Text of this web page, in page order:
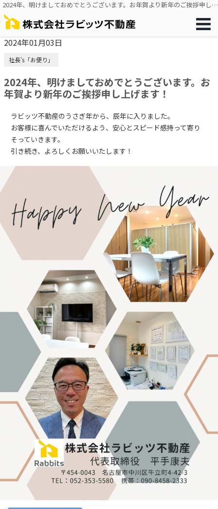
2024年、明けましておめでとうございます。お年賀より新年のご挨拶申し上げます！
2024年01月03日
社長's「お便り」
2024年、明けましておめでとうございます。お
年賀より新年のご挨拶申し上げます！
ラビッツ不動産のうさぎ年から、辰年に入りました。
お客様に喜んでいただけるよう、安心とスピード感持って寄り
そっていきます。
引き続き、 よろしくお願いいたします！